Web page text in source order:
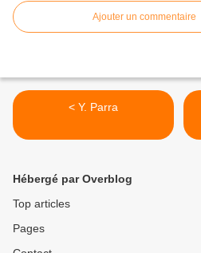
Ajouter un commentaire
< Y. Parra
Hébergé par Overblog
Top articles
Pages